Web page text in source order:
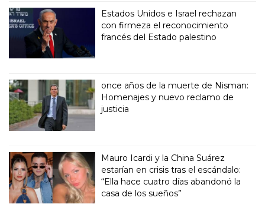
Estados Unidos e Israel rechazan
con firmeza el reconocimiento
francés del Estado palestino
once años de la muerte de Nisman:
Homenajes y nuevo reclamo de
justicia
Mauro Icardi y la China Suárez
estarían en crisis tras el escándalo:
“Ella hace cuatro días abandonó la
casa de los sueños”